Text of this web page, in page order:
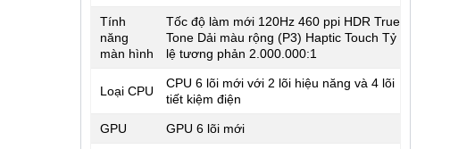
Tính
năng
màn hình
Tốc độ làm mới 120Hz 460 ppi HDR True
Tone Dải màu rộng (P3) Haptic Touch Tỷ
lệ tương phản 2.000.000:1
Loại CPU
CPU 6 lõi mới với 2 lõi hiệu năng và 4 lõi
tiết kiệm điện
GPU GPU 6 lõi mới